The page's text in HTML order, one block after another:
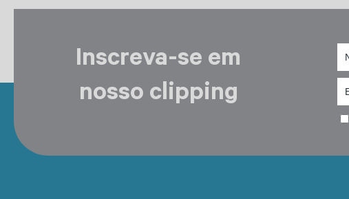
Inscreva-se em
nosso clipping